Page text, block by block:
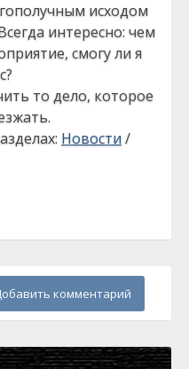
исходом
интересно: чем
смогу ли я
то дело, которое
Новости/
комментарий